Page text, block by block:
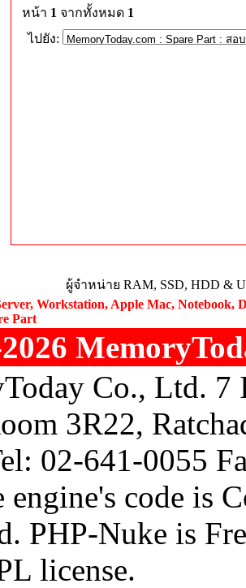
หน้า 1 จากทั้งหมด 1
ไปยัง:
ผู้จำหน่าย RAM, SSD, HDD &
Workstation, Apple Mac, Notebook,
Part
Co., Ltd.
3R22,
02-641-0055
engine's code is
PHP-Nuke is
license.